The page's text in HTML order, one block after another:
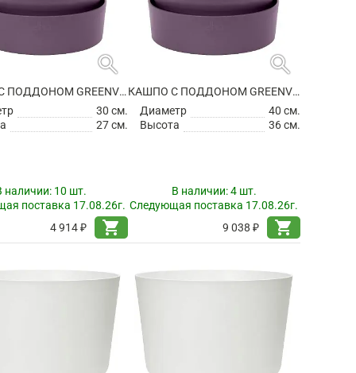
search
КАШПО С ПОДДОНОМ GREENVILLE ROUND VINTAGE PLUM
30 см.
27 см.
наличии: 10 шт.
поставка 17.08.26г.
4 914 ₽
shopping_cart
search
КАШПО С ПОДДОНОМ GREENVILLE ROUND VINTAGE PLUM
Диаметр
40 см.
Высота
36 см.
В наличии:4 шт.
Следующая поставка 17.08.26г.
9 038 ₽
shopping_cart